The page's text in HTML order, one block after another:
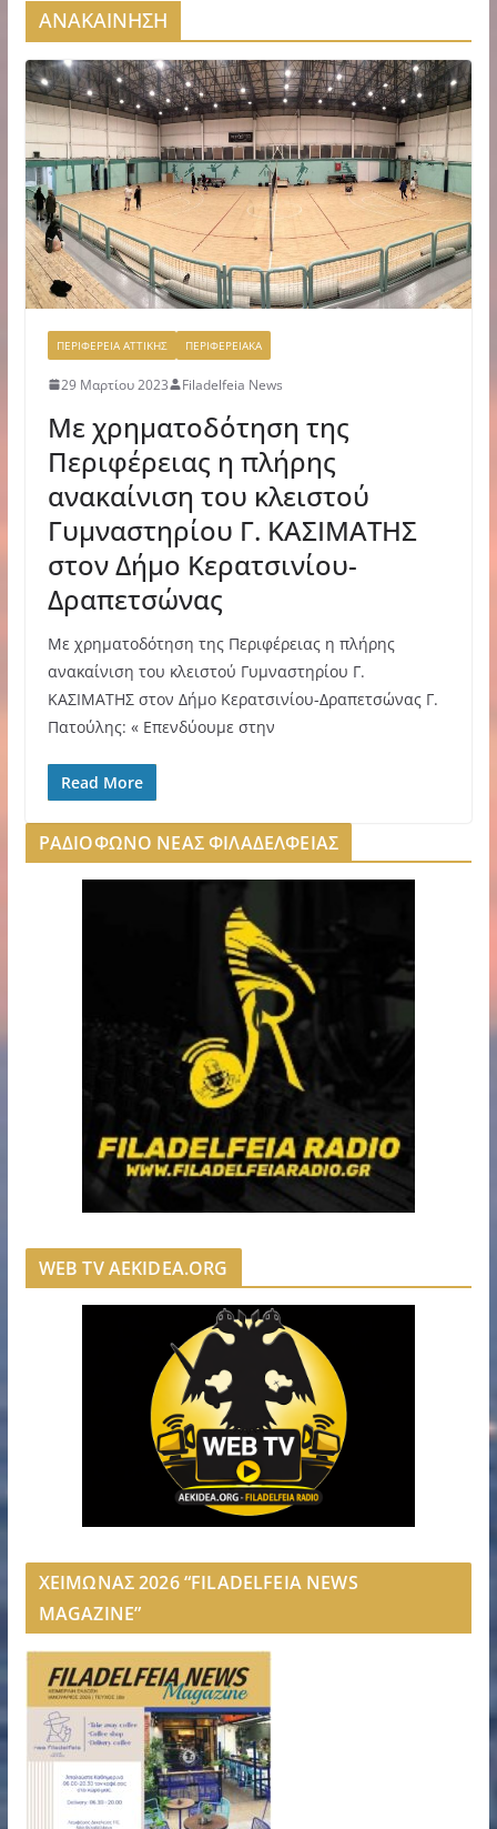
ΑΝΑΚΑΙΝΗΣΗ
ΠΕΡΙΦΕΡΕΙΑ ΑΤΤΙΚΗΣ ΠΕΡΙΦΕΡΕΙΑΚΑ
29 Μαρτίου 2023 Filadelfeia News
Mε χρηματοδότηση της
Περιφέρειας η πλήρης
ανακαίνιση του κλειστού
Γυμναστηρίου Γ. ΚΑΣΙΜΑΤΗΣ
στον Δήμο Κερατσινίου-
Δραπετσώνας
Mε χρηματοδότηση της Περιφέρειας η πλήρης
ανακαίνιση του κλειστού Γυμναστηρίου Γ.
ΚΑΣΙΜΑΤΗΣ στον Δήμο Κερατσινίου-Δραπετσώνας Γ.
Πατούλης: « Επενδύουμε στην
Read More
ΡΑΔΙΟΦΩΝΟ ΝΕΑΣ ΦΙΛΑΔΕΛΦΕΙΑΣ
WEB TV AEKIDEA.ORG
ΧΕΙΜΩΝΑΣ 2026 “FILADELFEIA NEWS
MAGAZINE”